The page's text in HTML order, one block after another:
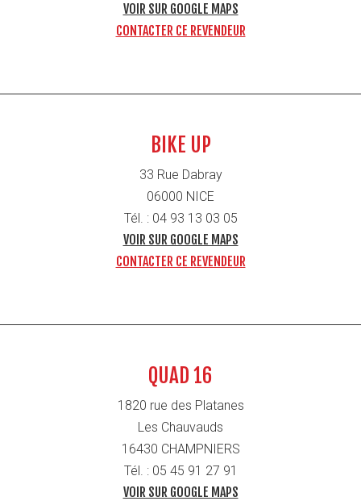
VOIR SUR GOOGLE MAPS
CONTACTER CE REVENDEUR
BIKE UP
33 Rue Dabray
06000 NICE
Tél. : 04 93 13 03 05
VOIR SUR GOOGLE MAPS
CONTACTER CE REVENDEUR
QUAD 16
1820 rue des Platanes
Les Chauvauds
16430 CHAMPNIERS
Tél. : 05 45 91 27 91
VOIR SUR GOOGLE MAPS